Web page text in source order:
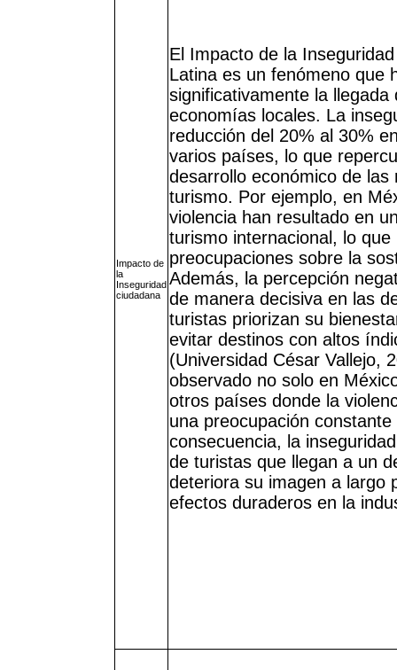
Impacto de
la
Inseguridad
ciudadana
El Impacto de la
Latina es un fenómeno que
significativamente la
economías locales. La
reducción del 20% al 30%
varios países, lo que
desarrollo económico de
turismo. Por ejemplo, en
violencia han resultado en
turismo internacional, lo que
preocupaciones sobre la
Además, la percepción
de manera decisiva en las
turistas priorizan su
evitar destinos con altos
(Universidad César Vallejo,
observado no solo en
otros países donde la
una preocupación
consecuencia, la
de turistas que llegan a un
deteriora su imagen a largo
efectos duraderos en la